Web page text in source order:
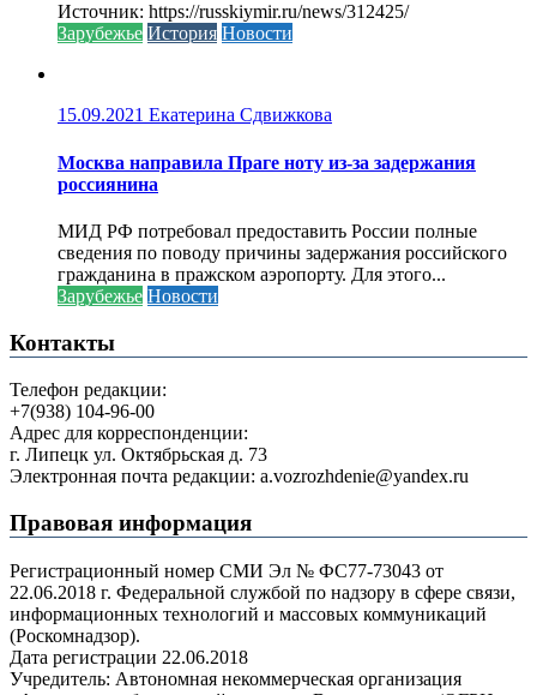
Источник: https://russkiymir.ru/news/312425/
Зарубежье История Новости
15.09.2021 Екатерина Сдвижкова
Москва направила Праге ноту из-за задержания
россиянина
МИД РФ потребовал предоставить России полные
сведения по поводу причины задержания российского
гражданина в пражском аэропорту. Для этого...
Зарубежье Новости
Контакты
Телефон редакции:
+7(938) 104-96-00
Адрес для корреспонденции:
г. Липецк ул. Октябрьская д. 73
Электронная почта редакции: a.vozrozhdenie@yandex.ru
Правовая информация
Регистрационный номер СМИ Эл № ФС77-73043 от
22.06.2018 г. Федеральной службой по надзору в сфере связи,
информационных технологий и массовых коммуникаций
(Роскомнадзор).
Дата регистрации 22.06.2018
Учредитель: Автономная некоммерческая организация